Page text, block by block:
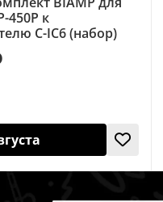
450P к
C-IC6 (набор)